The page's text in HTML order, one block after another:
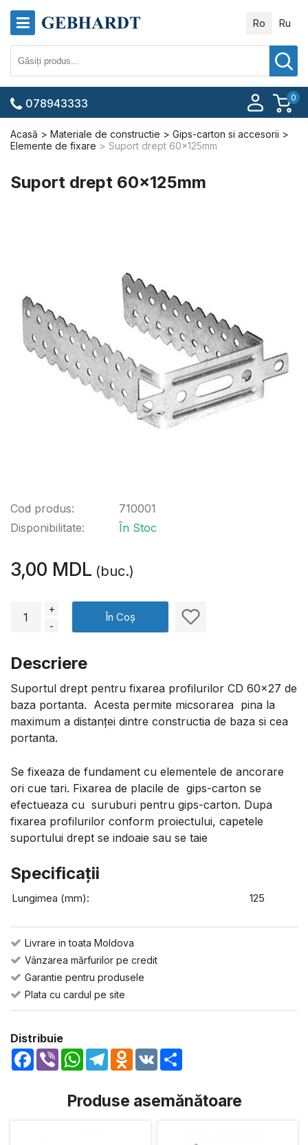
Ro Ru
0
078943333
Acasă Materiale de constructie
Gips-carton si accesorii
Elemente de fixare
Suport drept 60x125mm
Suport drept 60x125mm
Cod produs:
Disponibilitate:
710001
În Stoc
3,00 MDL (buc.)
+
-
În Coș
Descriere
Suportul drept pentru fixarea profilurilor CD 60x27 de
baza portanta. Acesta permite micsorarea pina la
maximum a distanței dintre constructia de baza si cea
portanta.
Se fixeaza de fundament cu elementele de ancorare
ori cue tari. Fixarea de placile de gips-carton se
efectueaza cu suruburi pentru gips-carton. Dupa
fixarea profilurilor conform proiectului, capetele
suportului drept se indoaie sau se taie
Specificaţii
Lungimea (mm): 125
Livrare in toata Moldova
Vânzarea mărfurilor pe credit
Garantie pentru produsele
Plata cu cardul pe site
Distribuie
Facebook
Viber WhatsApp
TelegramOdnoklassniki
VK
Produse asemănătoare